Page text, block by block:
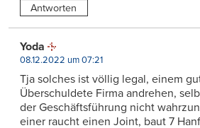
Antworten
Yoda
08.12.2022 um 07:21
Tja solches ist völlig legal, einem
Überschuldete Firma andrehen,
der Geschäftsführung nicht
einer raucht einen Joint, baut 7